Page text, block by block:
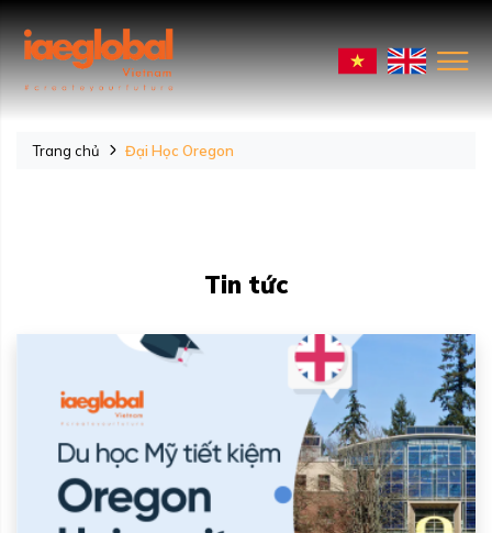
Trang chủ Đại Học Oregon
Tin tức